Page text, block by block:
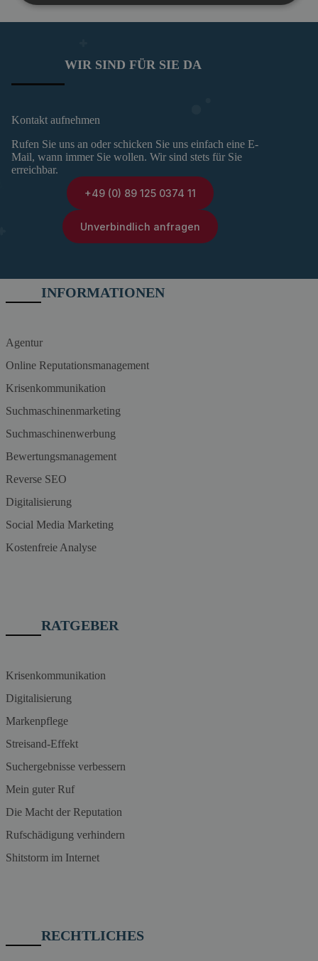
WIR SIND FÜR SIE DA
Kontakt aufnehmen
Rufen Sie uns an oder schicken Sie uns einfach eine E-
Mail, wann immer Sie wollen. Wir sind stets für Sie
erreichbar.
+49 (0) 89 125 0374 11
Unverbindlich anfragen
INFORMATIONEN
Agentur
Online Reputationsmanagement
Krisenkommunikation
Suchmaschinenmarketing
Suchmaschinenwerbung
Bewertungsmanagement
Reverse SEO
Digitalisierung
Social Media Marketing
Kostenfreie Analyse
RATGEBER
Krisenkommunikation
Digitalisierung
Markenpflege
Streisand-Effekt
Suchergebnisse verbessern
Mein guter Ruf
Die Macht der Reputation
Rufschädigung verhindern
Shitstorm im Internet
RECHTLICHES